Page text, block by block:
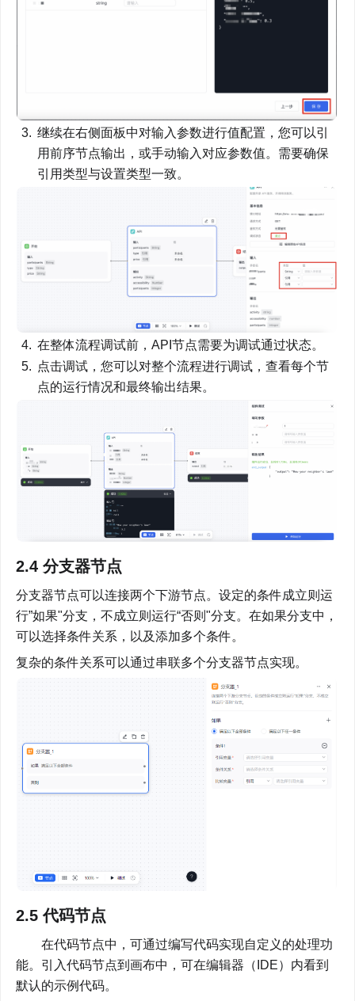
继续在右侧面板中对输入参数进行值配置，您可以引
用前序节点输出，或手动输入对应参数值。需要确保
引用类型与设置类型一致。
在整体流程调试前，API节点需要为调试通过状态。
点击调试，您可以对整个流程进行调试，查看每个节
点的运行情况和最终输出结果。
2.4 分支器节点
分支器节点可以连接两个下游节点。设定的条件成立则运
行”如果"分支，不成立则运行“否则"分支。在如果分支中，
可以选择条件关系，以及添加多个条件。
复杂的条件关系可以通过串联多个分支器节点实现。
2.5 代码节点
        在代码节点中，可通过编写代码实现自定义的处理功
能。引入代码节点到画布中，可在编辑器（IDE）内看到
默认的示例代码。